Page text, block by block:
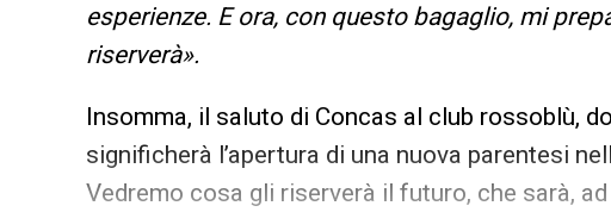
esperienze. E ora, con questo bagaglio, mi
riserverà».
Insomma, il saluto di Concas al club rossoblù,
significherà l’apertura di una nuova parentesi
Vedremo cosa gli riserverà il futuro, che sarà,